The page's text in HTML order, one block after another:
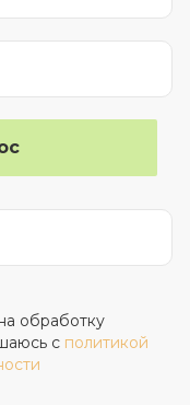
обработку
с политикой